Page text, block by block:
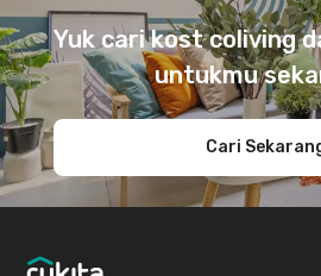
Yuk cari kost coliving
untukmu
Cari